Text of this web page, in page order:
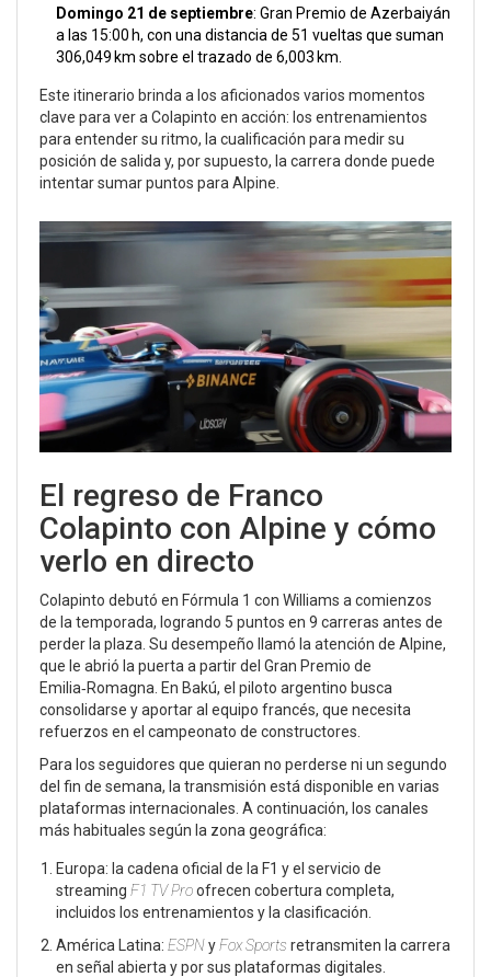
Domingo 21 de septiembre: Gran Premio de Azerbaiyán
a las 15:00 h, con una distancia de 51 vueltas que suman
306,049 km sobre el trazado de 6,003 km.
Este itinerario brinda a los aficionados varios momentos
clave para ver a Colapinto en acción: los entrenamientos
para entender su ritmo, la cualificación para medir su
posición de salida y, por supuesto, la carrera donde puede
intentar sumar puntos para Alpine.
El regreso de Franco
Colapinto con Alpine y cómo
verlo en directo
Colapinto debutó en Fórmula 1 con Williams a comienzos
de la temporada, logrando 5 puntos en 9 carreras antes de
perder la plaza. Su desempeño llamó la atención de Alpine,
que le abrió la puerta a partir del Gran Premio de
Emilia‑Romagna. En Bakú, el piloto argentino busca
consolidarse y aportar al equipo francés, que necesita
refuerzos en el campeonato de constructores.
Para los seguidores que quieran no perderse ni un segundo
del fin de semana, la transmisión está disponible en varias
plataformas internacionales. A continuación, los canales
más habituales según la zona geográfica:
Europa: la cadena oficial de la F1 y el servicio de
streaming F1 TV Proofrecen cobertura completa,
incluidos los entrenamientos y la clasificación.
América Latina: ESPNyFox Sports retransmiten la carrera
en señal abierta y por sus plataformas digitales.